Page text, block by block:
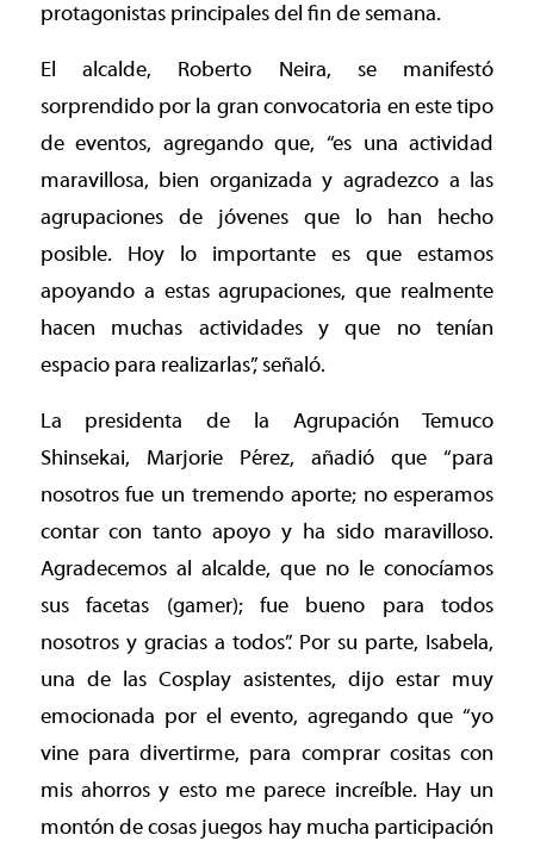
protagonistas principales del fin de semana.
El alcalde, Roberto Neira, se manifestó
sorprendido por la gran convocatoria en este tipo
de eventos, agregando que, “es una actividad
maravillosa, bien organizada y agradezco a las
agrupaciones de jóvenes que lo han hecho
posible. Hoy lo importante es que estamos
apoyando a estas agrupaciones, que realmente
hacen muchas actividades y que no tenían
espacio para realizarlas”, señaló.
La presidenta de la Agrupación Temuco
Shinsekai, Marjorie Pérez, añadió que “para
nosotros fue un tremendo aporte; no esperamos
contar con tanto apoyo y ha sido maravilloso.
Agradecemos al alcalde, que no le conocíamos
sus facetas (gamer); fue bueno para todos
nosotros y gracias a todos”. Por su parte, Isabela,
una de las Cosplay asistentes, dijo estar muy
emocionada por el evento, agregando que “yo
vine para divertirme, para comprar cositas con
mis ahorros y esto me parece increíble. Hay un
montón de cosas juegos hay mucha participación